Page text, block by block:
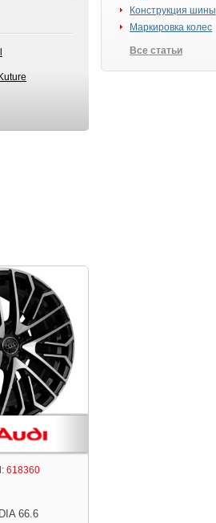
Конструкция шины
Маркировка колес
Все статьи
618360
66.6